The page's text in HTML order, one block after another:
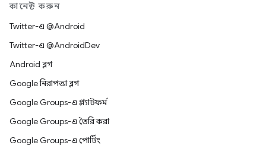
কানেক্ট করুন
Twitter-এ @Android
Twitter-এ @AndroidDev
Android ব্লগ
Google নিরাপত্তা ব্লগ
Google Groups-এ প্ল্যাটফর্ম
Google Groups-এ তৈরি করা
Google Groups-এ পোর্টিং